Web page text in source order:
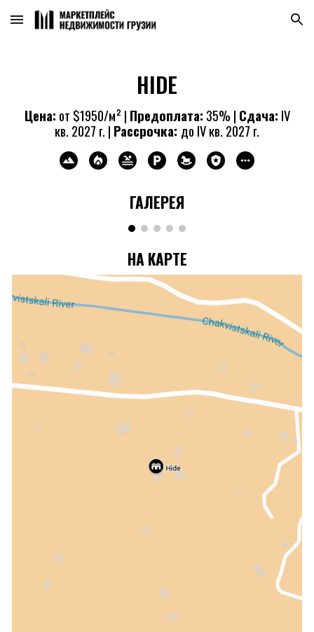
Skip to main content Skip to navigation
HIDE
Цена: от $1950/м² | Предоплата: 35% | Сдача: IV
кв. 2027 г. | Рассрочка: до IV кв. 2027 г.
ГАЛЕРЕЯ
НА КАРТЕ